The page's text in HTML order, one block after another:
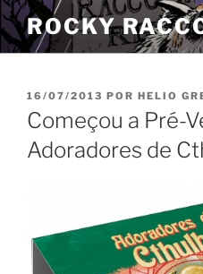
Pular
para
o
ROCKY
PUBLICADO
EM
16/07/2013 POR HELIO
Começou a Pré-
Adoradores de